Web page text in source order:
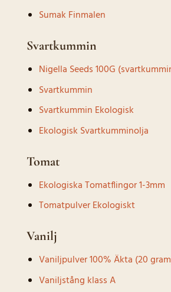
Sumak Finmalen
Svartkummin
Nigella Seeds 100G
Svartkummin
Svartkummin Ekologisk
Ekologisk Svartkumminolja
Tomat
Ekologiska Tomatflingor 1-3mm
Tomatpulver Ekologiskt
Vanilj
Vaniljpulver 100% Äkta (20
Vaniljstång klass A